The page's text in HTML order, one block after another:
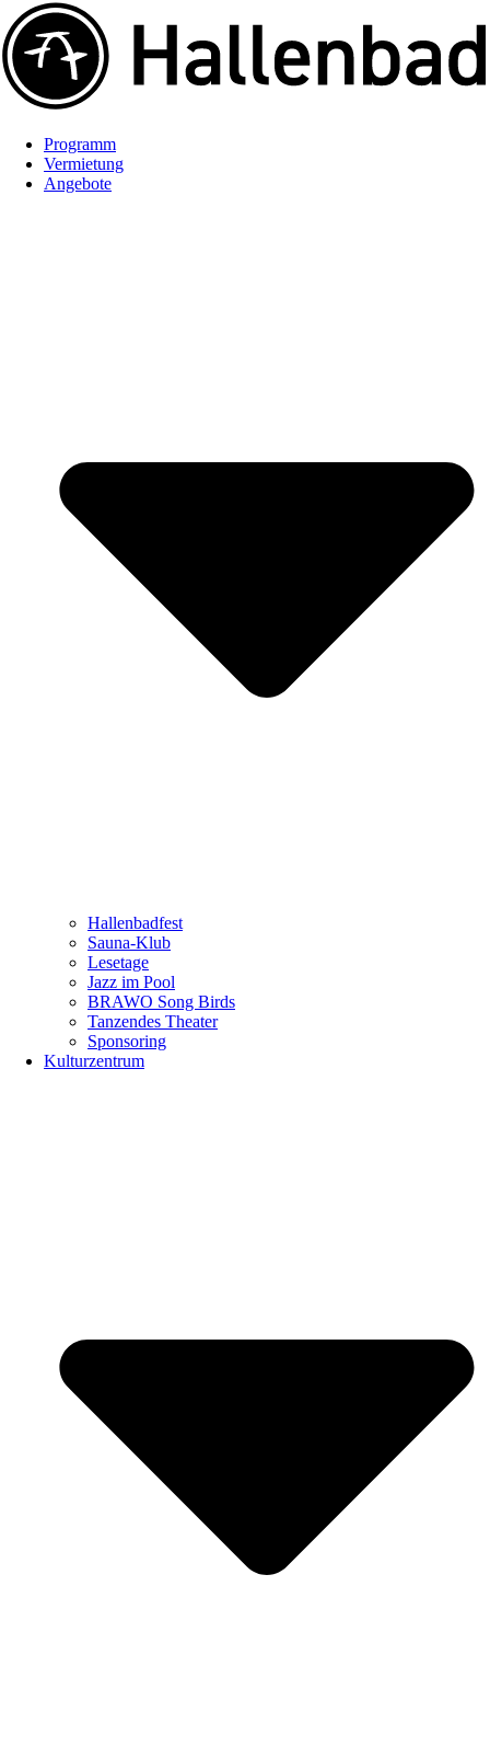
Programm
Vermietung
Angebote
Hallenbadfest
Sauna-Klub
Lesetage
Jazz im Pool
BRAWO Song Birds
Tanzendes Theater
Sponsoring
Kulturzentrum